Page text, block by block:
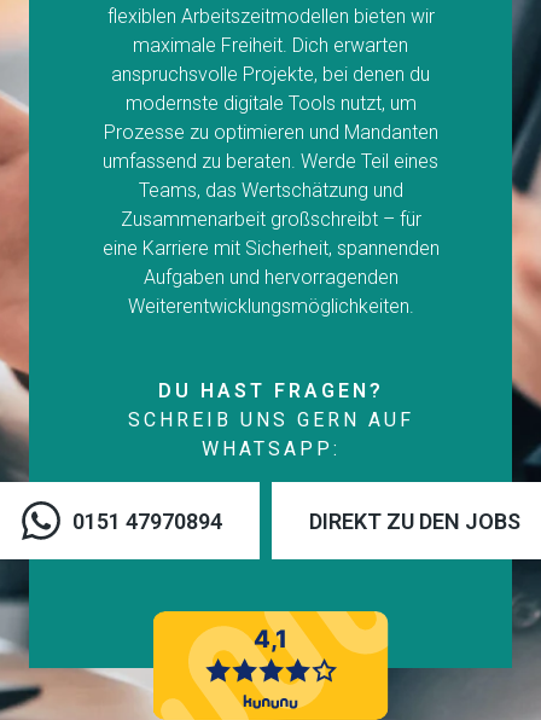
flexiblen Arbeitszeitmodellen bieten wir
maximale Freiheit. Dich erwarten
anspruchsvolle Projekte, bei denen du
modernste digitale Tools nutzt, um
Prozesse zu optimieren und Mandanten
umfassend zu beraten. Werde Teil eines
Teams, das Wertschätzung und
Zusammenarbeit großschreibt – für
eine Karriere mit Sicherheit, spannenden
Aufgaben und hervorragenden
Weiterentwicklungsmöglichkeiten.
DU HAST FRAGEN?
SCHREIB UNS GERN AUF
WHATSAPP:
0151 47970894 DIREKT ZU DEN JOBS